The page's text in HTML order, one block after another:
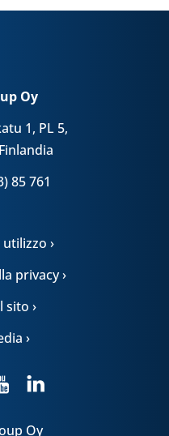
Oy
1, PL 5,
85 761
›
privacy ›
sito ›
›
Oy